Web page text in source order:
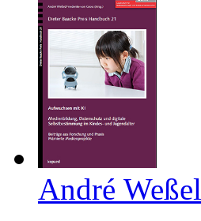
André Weßel